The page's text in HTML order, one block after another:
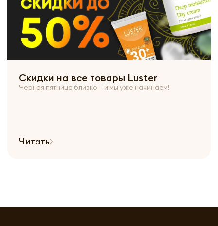
Скидки на все товары Luster
Чёрная пятница близко — и мы уже начинаем!
Читать